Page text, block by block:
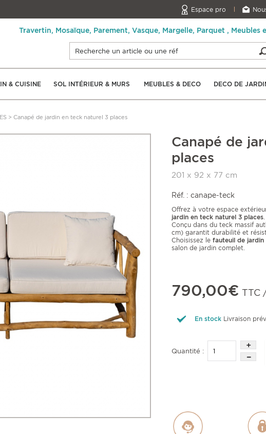
Espace pro
Travertin, Mosaïque, Parement, Vasque, Margelle, Parquet , Meubles
& CUISINE SOL INTÉRIEUR & MURS MEUBLES & DECO DECO DE
> Canapé de jardin en teck naturel 3 places
Canapé de
places
201 x 92 x 77 cm
Réf. : canape-teck
Offrez à votre espace
jardin en teck naturel 3 places.
Conçu dans du teck massif
cm) garantit durabilité et
Choisissez le fauteuil de jardin
salon de jardin complet.
790,00€ TTC
En stock Livraison
Quantité :